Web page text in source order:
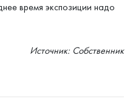
время экспозиции надо
Источник: Собственник